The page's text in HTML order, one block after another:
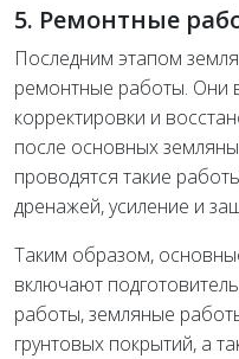
5. Ремонтные
Последним этапом
ремонтные работы. Они
корректировки и
после основных
проводятся такие
дренажей, усиление и
Таким образом,
включают
работы, земляные
грунтовых покрытий, а